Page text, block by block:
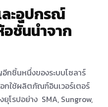
ละอุปกรณ์
ชั้นนําจาก
กชิ้นหนึ่งของระบบโซลาร์
กใช้ผลิตภัณฑ์อินเวอร์เตอร์
โรปอย่าง SMA, Sungrow,